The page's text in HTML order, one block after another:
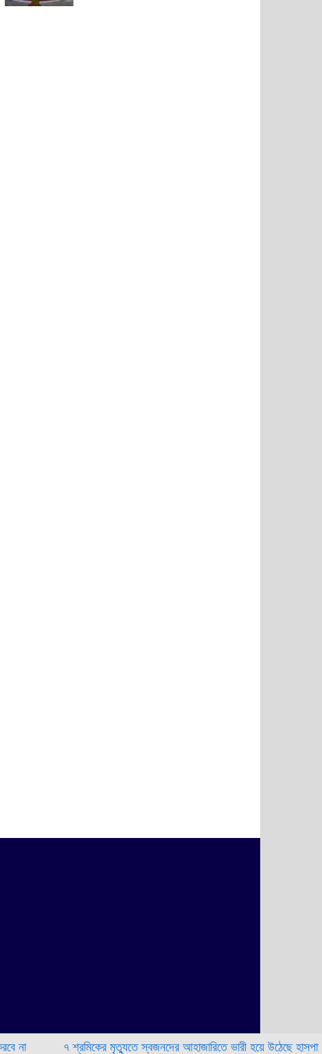
৭ শ্রমিকের মৃত্যুতে স্বজনদের আহাজারিতে ভারী হয়ে উঠেছে হাসপাতাল